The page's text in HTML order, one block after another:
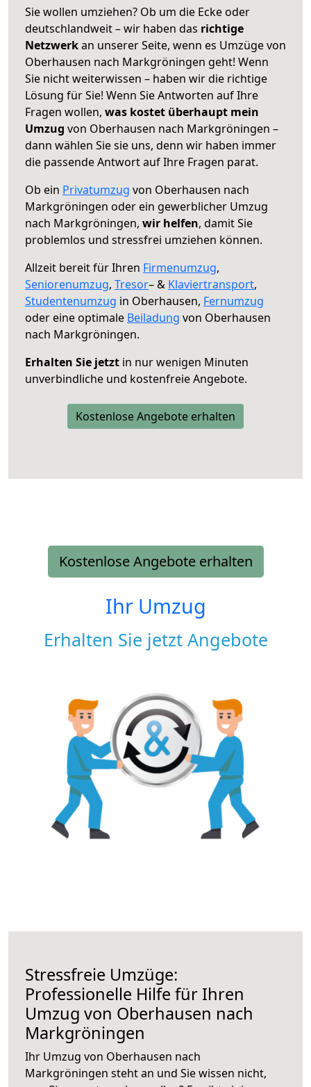
Sie wollen umziehen? Ob um die Ecke oder
deutschlandweit – wir haben das richtige
Netzwerkan unserer Seite, wenn es Umzüge von
Oberhausen nach Markgröningen geht! Wenn
Sie nicht weiterwissen – haben wir die richtige
Lösung für Sie! Wenn Sie Antworten auf Ihre
Fragen wollen, was kostet überhaupt mein
Umzug von Oberhausen nach Markgröningen –
dann wählen Sie sie uns, denn wir haben immer
die passende Antwort auf Ihre Fragen parat.
Ob ein Privatumzug von Oberhausen nach
Markgröningen oder ein gewerblicher Umzug
nach Markgröningen, wir helfen, damit Sie
problemlos und stressfrei umziehen können.
Allzeit bereit für Ihren Firmenumzug,
Seniorenumzug, Tresor– & Klaviertransport,
Studentenumzug in Oberhausen, Fernumzug
oder eine optimale Beiladung von Oberhausen
nach Markgröningen.
Erhalten Sie jetzt in nur wenigen Minuten
unverbindliche und kostenfreie Angebote.
Kostenlose Angebote erhalten
Kostenlose Angebote erhalten
Ihr Umzug
Erhalten Sie jetzt Angebote
Stressfreie Umzüge:
Professionelle Hilfe für Ihren
Umzug von Oberhausen nach
Markgröningen
Ihr Umzug von Oberhausen nach
Markgröningen steht an und Sie wissen nicht,